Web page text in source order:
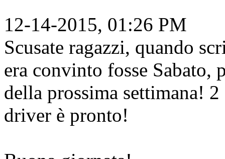
12-14-2015, 01:26 PM
Scusate ragazzi, quando
era convinto fosse
della prossima settimana!
driver è pronto!